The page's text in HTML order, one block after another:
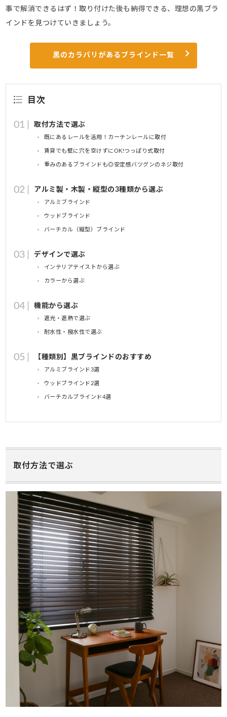
事で解消できるはず！取り付けた後も納得できる、理想の黒ブラ
インドを見つけていきましょう。
黒のカラバリがあるブラインド一覧
目次
取付方法で選ぶ
既にあるレールを活用！カーテンレールに取付
賃貸でも壁に穴を空けずにOK!つっぱり式取付
重みのあるブラインドも◎安定感バツグンのネジ取付
アルミ製・木製・縦型の3種類から選ぶ
アルミブラインド
ウッドブラインド
バーチカル（縦型）ブラインド
デザインで選ぶ
インテリアテイストから選ぶ
カラーから選ぶ
機能から選ぶ
遮光・遮熱で選ぶ
耐水性・撥水性で選ぶ
【種類別】黒ブラインドのおすすめ
アルミブラインド3選
ウッドブラインド2選
バーチカルブラインド4選
取付方法で選ぶ